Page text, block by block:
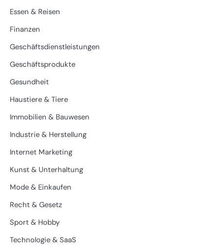
Essen & Reisen
Finanzen
Geschäftsdienstleistungen
Geschäftsprodukte
Gesundheit
Haustiere & Tiere
Immobilien & Bauwesen
Industrie & Herstellung
Internet Marketing
Kunst & Unterhaltung
Mode & Einkaufen
Recht & Gesetz
Sport & Hobby
Technologie & SaaS